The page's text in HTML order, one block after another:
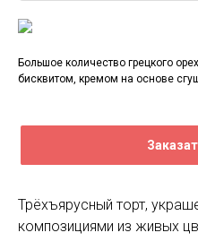
Большое количество грецкого
бисквитом, кремом на основе
Трёхъярусный торт,
композициями из живых